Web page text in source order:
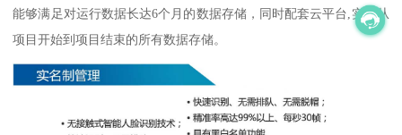
能够满足对运行数据长达6个月的数据存储，同时配套云平台,实现从
项目开始到项目结束的所有数据存储。